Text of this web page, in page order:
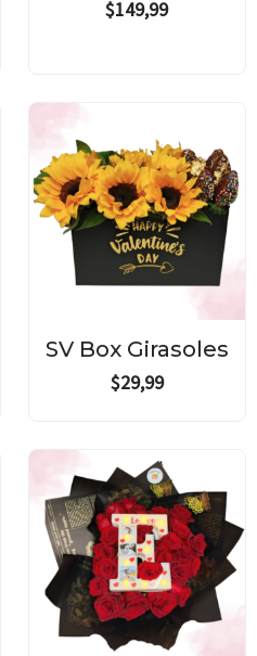
$149,99
SV Box Girasoles
$29,99